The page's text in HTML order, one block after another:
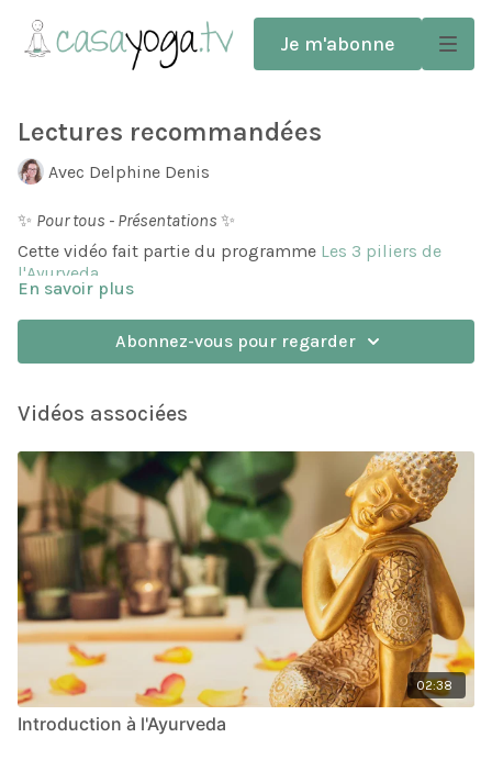
Je m'abonne
Lectures recommandées
Avec Delphine Denis
✨ Pour tous - Présentations ✨
Cette vidéo fait partie du programme Les 3 piliers de
l'Ayurveda
Pour aller plus loin dans votre intégration de l'Ayurveda,
voici une liste de livres que je recommande.
En savoir plus
Abonnez-vous pour regarder
Vidéos associées
02:38
Introduction à l'Ayurveda